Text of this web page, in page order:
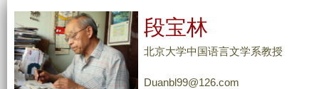
段宝林
北京大学中国语言文学系教授
Duanbl99@126.com